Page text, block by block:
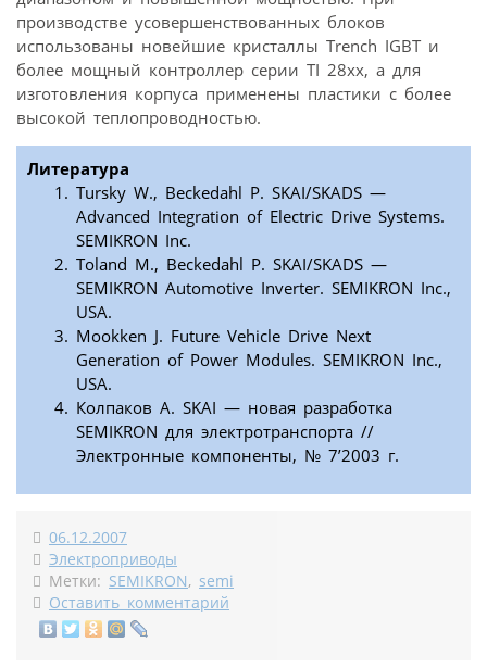
производстве усовершенствованных блоков
использованы новейшие кристаллы Trench IGBT и
более мощный контроллер серии TI 28xx, а для
изготовления корпуса применены пластики с более
высокой теплопроводностью.
Литература
Tursky W., Beckedahl P. SKAI/SKADS —
Advanced Integration of Electric Drive Systems.
SEMIKRON Inc.
Toland M., Beckedahl P. SKAI/SKADS —
SEMIKRON Automotive Inverter. SEMIKRON Inc.,
USA.
Mookken J. Future Vehicle Drive Next
Generation of Power Modules. SEMIKRON Inc.,
USA.
Колпаков А. SKAI — новая разработка
SEMIKRON для электротранспорта //
Электронные компоненты, № 7’2003 г.
06.12.2007
Электроприводы
Метки: SEMIKRON, semi
Оставить комментарий